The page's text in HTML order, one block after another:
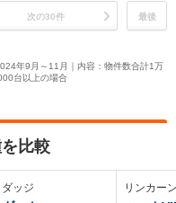
次の30件 最後
年9月～11月｜内容：物件数合計1万
台以上の場合
比較
ダッジ リンカー